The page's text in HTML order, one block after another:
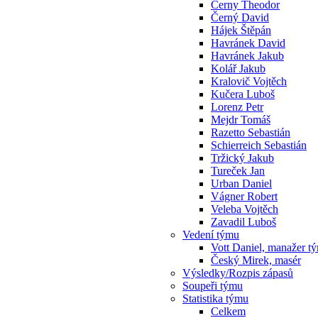
Cerny Theodor
Černý David
Hájek Štěpán
Havránek David
Havránek Jakub
Kolář Jakub
Kralovič Vojtěch
Kučera Luboš
Lorenz Petr
Mejdr Tomáš
Razetto Sebastián
Schierreich Sebastián
Tržický Jakub
Tureček Jan
Urban Daniel
Vágner Robert
Veleba Vojtěch
Zavadil Luboš
Vedení týmu
Vott Daniel, manažer
Český Mirek, masér
Výsledky/Rozpis zápasů
Soupeři týmu
Statistika týmu
Celkem